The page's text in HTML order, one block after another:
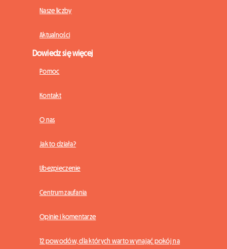
Nasze liczby
Aktualności
Dowiedz się więcej
Pomoc
Kontakt
O nas
Jak to działa?
Ubezpieczenie
Centrum zaufania
Opinie i komentarze
12 powodów, dla których warto wynająć pokój na